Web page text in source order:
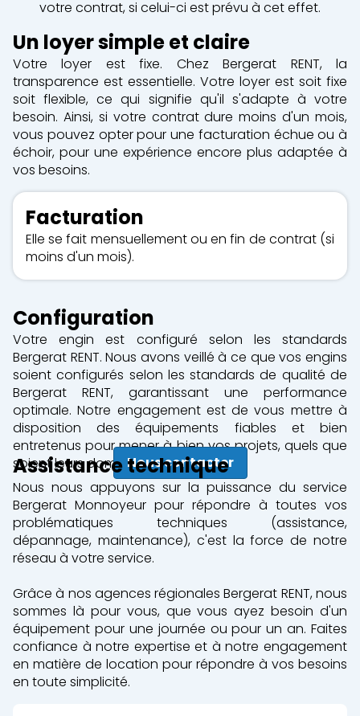
votre contrat, si celui-ci est prévu à cet effet.
Un loyersimple et claire
Votre loyer est fixe. Chez Bergerat RENT, la
transparence est essentielle. Votre loyer est soit fixe
soit flexible, ce qui signifie qu'il s'adapte à votre
besoin. Ainsi, si votre contrat dure moins d'un mois,
vous pouvez opter pour une facturation échue ou à
échoir, pour une expérience encore plus adaptée à
vos besoins.
Facturation
Elle se fait mensuellement ou en fin de contrat (si
moins d'un mois).
Configuration
Votre engin est configuré selon les standards
Bergerat RENT. Nous avons veillé à ce que vos engins
soient configurés selon les standards de qualité de
Bergerat RENT, garantissant une performance
optimale. Notre engagement est de vous mettre à
disposition des équipements fiables et bien
entretenus pour mener à bien vos projets, quels que
soient leurs domaines.Nous contacter
Assistancetechnique
Nous nous appuyons sur la puissance du service
Bergerat Monnoyeur pour répondre à toutes vos
problématiques techniques (assistance,
dépannage, maintenance), c'est la force de notre
réseau à votre service.
Grâce à nos agences régionales Bergerat RENT, nous
sommes là pour vous, que vous ayez besoin d'un
équipement pour une journée ou pour un an. Faites
confiance à notre expertise et à notre engagement
en matière de location pour répondre à vos besoins
en toute simplicité.